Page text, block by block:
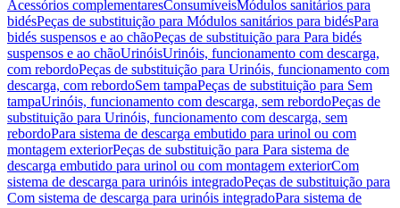
Acessórios complementaresConsumíveisMódulos sanitários para
bidésPeças de substituição para Módulos sanitários para bidésPara
bidés suspensos e ao chãoPeças de substituição para Para bidés
suspensos e ao chãoUrinóisUrinóis, funcionamento com descarga,
com rebordoPeças de substituição para Urinóis, funcionamento com
descarga, com rebordoSem tampaPeças de substituição para Sem
tampaUrinóis, funcionamento com descarga, sem rebordoPeças de
substituição para Urinóis, funcionamento com descarga, sem
rebordoPara sistema de descarga embutido para urinol ou com
montagem exteriorPeças de substituição para Para sistema de
descarga embutido para urinol ou com montagem exteriorCom
sistema de descarga para urinóis integradoPeças de substituição para
Com sistema de descarga para urinóis integradoPara sistema de